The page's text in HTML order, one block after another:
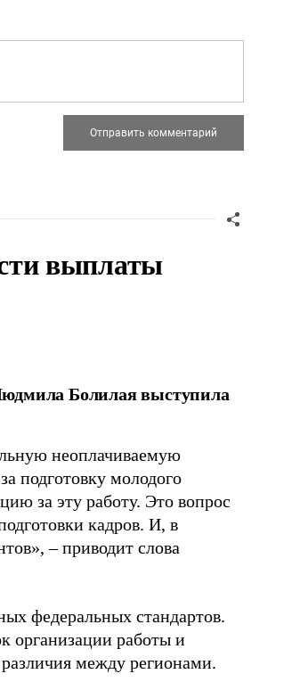
выплаты
Болилая выступила
неоплачиваемую
подготовку молодого
за эту работу. Это вопрос
кадров. И, в
– приводит слова
федеральных стандартов.
организации работы и
между регионами.